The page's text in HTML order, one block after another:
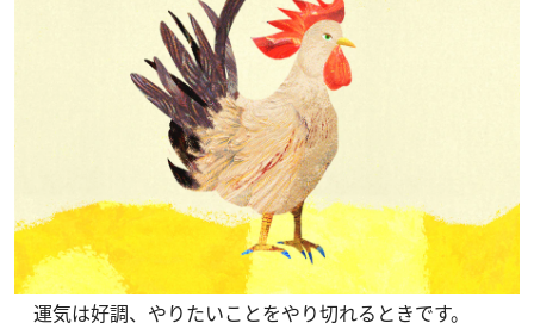
運気は好調、やりたいことをやり切れるときです。